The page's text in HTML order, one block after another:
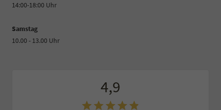
14:00-18:00 Uhr
Samstag
10.00 - 13.00 Uhr
4,9